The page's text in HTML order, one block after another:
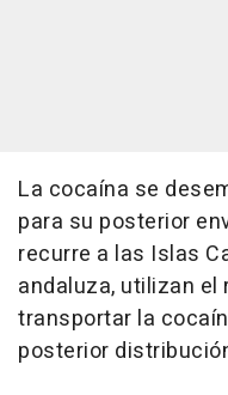
La cocaína se
para su posterior
recurre a las Islas
andaluza, utilizan el
transportar la
posterior